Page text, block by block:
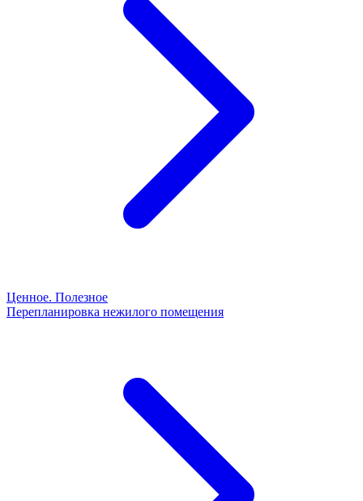
Ценное. Полезное
Перепланировка нежилого помещения